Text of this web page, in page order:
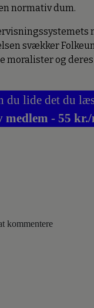
normativ dum.
svækker
moralister og
du lide det du
medlem - 55
kommentere